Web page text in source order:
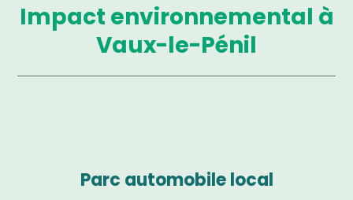
Impact environnemental à
Vaux-le-Pénil
Parc automobile local